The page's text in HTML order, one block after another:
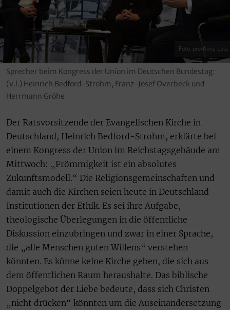
Foto: pro/Anna Lutz
Sprecher beim Kongress der Union im Deutschen Bundestag:
(v.l.) Heinrich Bedford-Strohm, Franz-Josef Overbeck und
Herrmann Gröhe
Der Ratsvorsitzende der Evangelischen Kirche in
Deutschland, Heinrich Bedford-Strohm, erklärte bei
einem Kongress der Union im Reichstagsgebäude am
Mittwoch: „Frömmigkeit ist ein absolutes
Zukunftsmodell.“ Die Religionsgemeinschaften und
damit auch die Kirchen seien heute in Deutschland
Institutionen der Ethik. Es sei ihre Aufgabe,
theologische Überlegungen in die öffentliche
Diskussion einzubringen und zwar in einer Sprache,
die „alle Menschen guten Willens“ verstehen
könnten. Es könne keine Kirche geben, die sich aus
dem öffentlichen Raum heraushalte. Das biblische
Doppelgebot der Liebe bedeute, dass sich Christen
„nicht drücken“ könnten um die Auseinandersetzung